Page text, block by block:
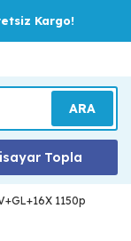
Kargo!
ARA
Topla